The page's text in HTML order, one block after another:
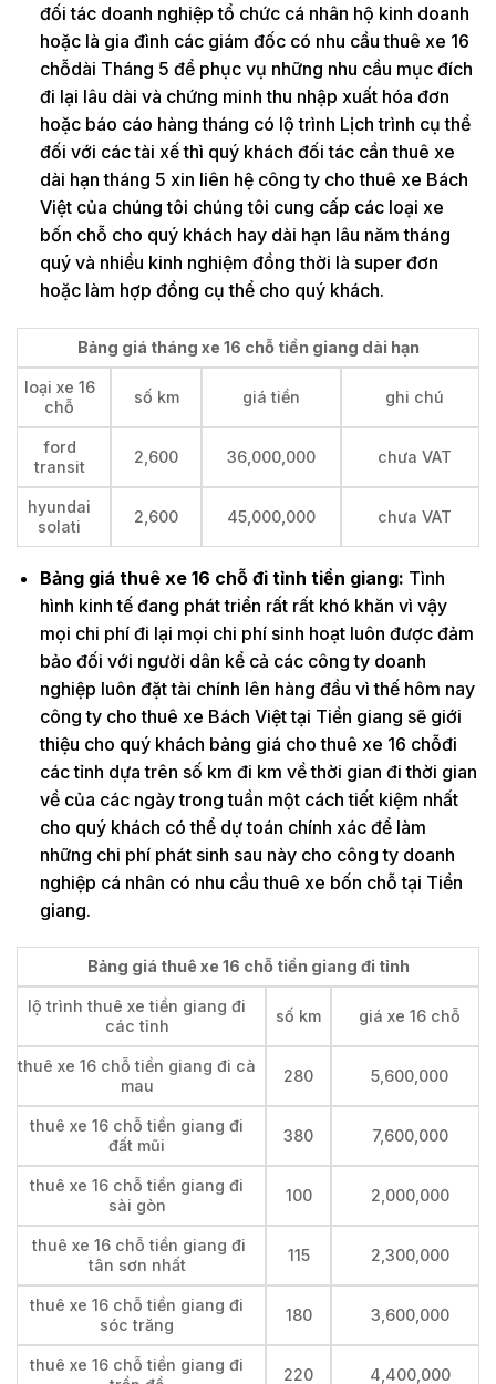
đối tác doanh nghiệp tổ chức cá nhân hộ kinh doanh
hoặc là gia đình các giám đốc có nhu cầu thuê xe 16
chỗdài Tháng 5 để phục vụ những nhu cầu mục đích
đi lại lâu dài và chứng minh thu nhập xuất hóa đơn
hoặc báo cáo hàng tháng có lộ trình Lịch trình cụ thể
đối với các tài xế thì quý khách đối tác cần thuê xe
dài hạn tháng 5 xin liên hệ công ty cho thuê xe Bách
Việt của chúng tôi chúng tôi cung cấp các loại xe
bốn chỗ cho quý khách hay dài hạn lâu năm tháng
quý và nhiều kinh nghiệm đồng thời là super đơn
hoặc làm hợp đồng cụ thể cho quý khách.
Bảng giá tháng xe 16 chỗ tiền giang dài hạn
loại xe 16
chỗ
số km giá tiền ghi chú
ford
transit
2,600 36,000,000 chưa VAT
hyundai
solati
2,600 45,000,000 chưa VAT
Bảng giá thuê xe 16 chỗ đi tỉnh tiền giang: Tình
hình kinh tế đang phát triển rất rất khó khăn vì vậy
mọi chi phí đi lại mọi chi phí sinh hoạt luôn được đảm
bảo đối với người dân kể cả các công ty doanh
nghiệp luôn đặt tài chính lên hàng đầu vì thế hôm nay
công ty cho thuê xe Bách Việt tại Tiền giang sẽ giới
thiệu cho quý khách bảng giá cho thuê xe 16 chỗđi
các tỉnh dựa trên số km đi km về thời gian đi thời gian
về của các ngày trong tuần một cách tiết kiệm nhất
cho quý khách có thể dự toán chính xác để làm
những chi phí phát sinh sau này cho công ty doanh
nghiệp cá nhân có nhu cầu thuê xe bốn chỗ tại Tiền
giang.
Bảng giá thuê xe 16 chỗ tiền giang đi tỉnh
lộ trình thuê xe tiền giang đi
các tỉnh
số km giá xe 16 chỗ
thuê xe 16 chỗ tiền giang đi cà
mau
280 5,600,000
thuê xe 16 chỗ tiền giang đi
đất mũi
380 7,600,000
thuê xe 16 chỗ tiền giang đi
sài gòn
100 2,000,000
thuê xe 16 chỗ tiền giang đi
tân sơn nhất
115 2,300,000
thuê xe 16 chỗ tiền giang đi
sóc trăng
180 3,600,000
thuê xe 16 chỗ tiền giang đi
220 4,400,000